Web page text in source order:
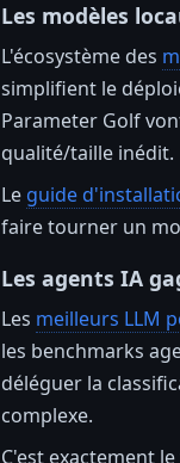
Les modèles
L'écosystème des
simplifient le
Parameter Golf
qualité/taille inédit.
Le guide
faire tourner un
Les agents IA
Les meilleurs LLM
les benchmarks
déléguer la
complexe.
C'est exactement